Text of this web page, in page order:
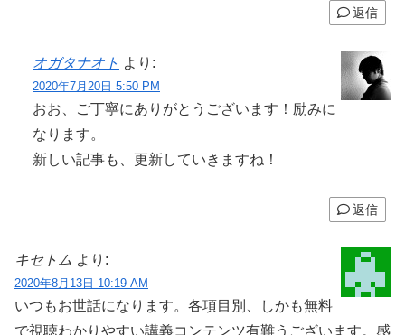
返信
オガタナオト より:
2020年7月20日 5:50 PM
おお、ご丁寧にありがとうございます！励みに
なります。
新しい記事も、更新していきますね！
返信
キセトム より:
2020年8月13日 10:19 AM
いつもお世話になります。各項目別、しかも無料
で視聴わかりやすい講義コンテンツ有難うございます。感